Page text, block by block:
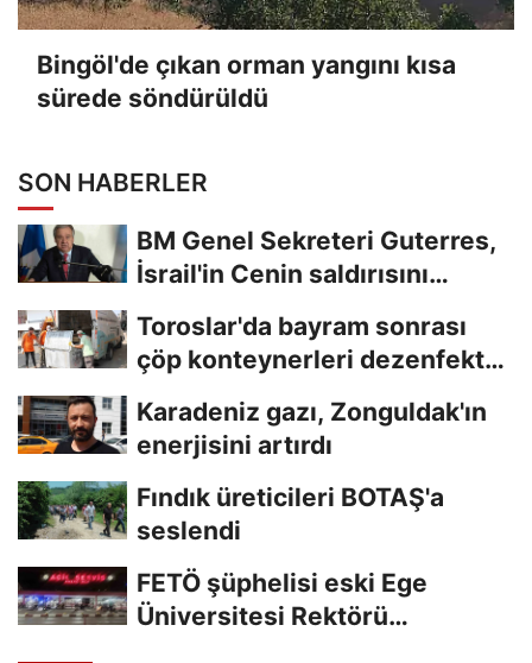
Bingöl'de çıkan orman yangını kısa
sürede söndürüldü
SON HABERLER
BM Genel Sekreteri Guterres,
İsrail'in Cenin saldırısını
Toroslar'da bayram sonrası
çöp konteynerleri dezenfekte
Karadeniz gazı, Zonguldak'ın
enerjisini artırdı
Fındık üreticileri BOTAŞ'a
seslendi
FETÖ şüphelisi eski Ege
Üniversitesi Rektörü